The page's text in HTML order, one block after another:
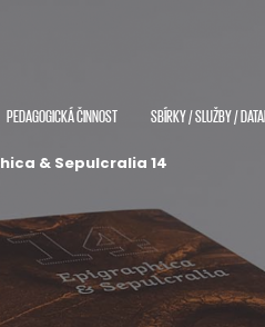
PEDAGOGICKÁ ČINNOST SBÍRKY / SLUŽBY /
& Sepulcralia 14